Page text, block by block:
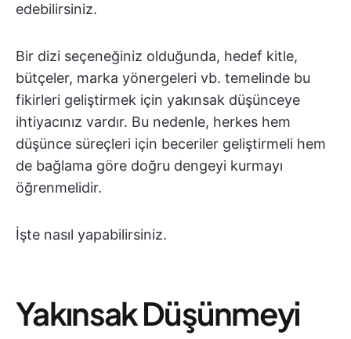
edebilirsiniz.
Bir dizi seçeneğiniz olduğunda, hedef kitle,
bütçeler, marka yönergeleri vb. temelinde bu
fikirleri geliştirmek için yakınsak düşünceye
ihtiyacınız vardır. Bu nedenle, herkes hem
düşünce süreçleri için beceriler geliştirmeli hem
de bağlama göre doğru dengeyi kurmayı
öğrenmelidir.
İşte nasıl yapabilirsiniz.
Yakınsak Düşünmeyi